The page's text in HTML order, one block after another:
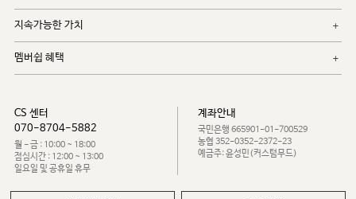
지속가능한 가치
멤버쉽 혜택
CS 센터
070-8704-5882
월 - 금 : 10:00 ~ 18:00
점심시간 : 12:00 ~ 13:00
일요일 및 공휴일 휴무
계좌안내
국민은행 665901-01-700529
농협 352-0352-2372-23
예금주: 윤성민(커스텀무드)